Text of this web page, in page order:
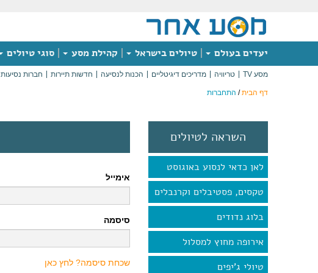
יעדים בעולם טיולים בישראל קהילת מסע סוגי טיולים
מסע TV טריוויה מדריכים דיגיטליים הכנות לנסיעה חדשות תיירות חברות נסיעות
דף הבית/ התחברות
השראה לטיולים
לאן כדאי לנסוע באוגוסט
טקסים, פסטיבלים וקרנבלים
בלוג נדודים
אירופה מחוץ למסלול
טיולי ג'יפים
אימייל
סיסמה
שכחת סיסמה? לחץ כאן